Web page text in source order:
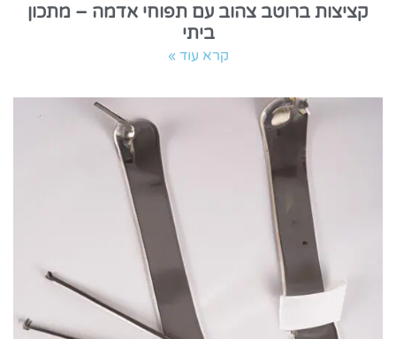
קציצות ברוטב צהוב עם תפוחי אדמה – מתכון
ביתי
קרא עוד »